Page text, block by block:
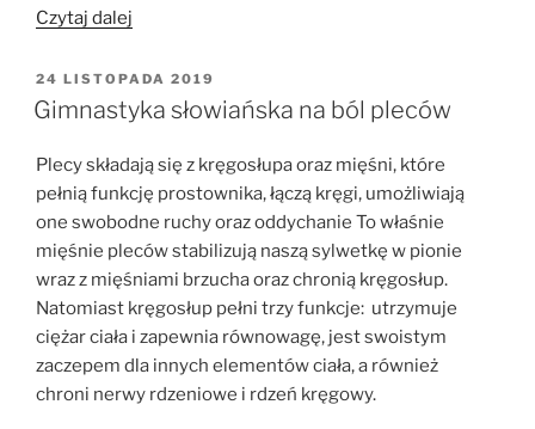
Czytaj dalej
w
ciąży”
OPUBLIKOWANE
W
24 LISTOPADA 2019
Gimnastyka słowiańska na ból pleców
Plecy składają się z kręgosłupa oraz mięśni, które
pełnią funkcję prostownika, łączą kręgi, umożliwiają
one swobodne ruchy oraz oddychanie To właśnie
mięśnie pleców stabilizują naszą sylwetkę w pionie
wraz z mięśniami brzucha oraz chronią kręgosłup.
Natomiast kręgosłup pełni trzy funkcje: utrzymuje
ciężar ciała i zapewnia równowagę, jest swoistym
zaczepem dla innych elementów ciała, a również
chroni nerwy rdzeniowe i rdzeń kręgowy.